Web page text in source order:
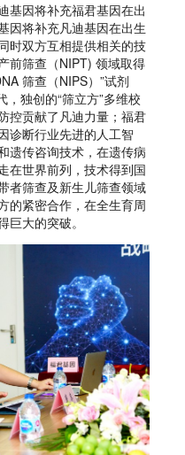
基因将补充福君基因在出
因将补充凡迪基因在出生
时双方互相提供相关的技
前筛查（NIPT) 领域取得
筛查（NIPS）”试剂
独创的“筛立方”多维校
控贡献了凡迪力量；福君
诊断行业先进的人工智
遗传咨询技术，在遗传病
在世界前列，技术得到国
者筛查及新生儿筛查领域
的紧密合作，在全生育周
大的突破。